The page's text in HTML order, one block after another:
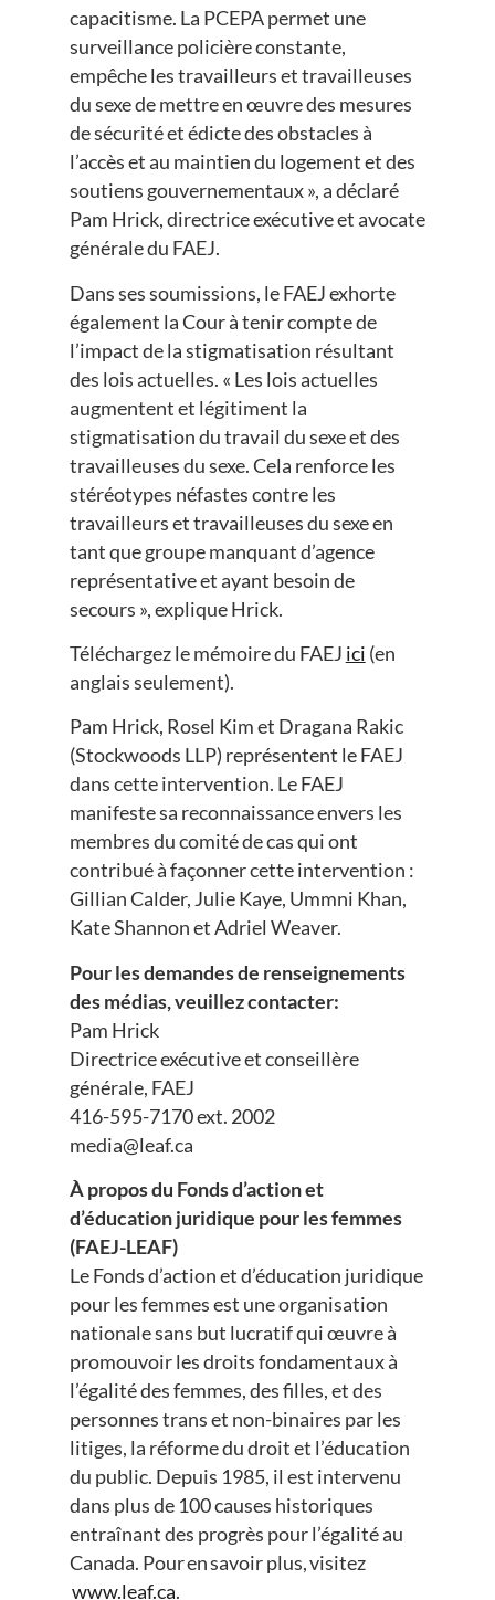
capacitisme. La PCEPA permet une
surveillance policière constante,
empêche les travailleurs et travailleuses
du sexe de mettre en œuvre des mesures
de sécurité et édicte des obstacles à
l’accès et au maintien du logement et des
soutiens gouvernementaux », a déclaré
Pam Hrick, directrice exécutive et avocate
générale du FAEJ.
Dans ses soumissions, le FAEJ exhorte
également la Cour à tenir compte de
l’impact de la stigmatisation résultant
des lois actuelles. « Les lois actuelles
augmentent et légitiment la
stigmatisation du travail du sexe et des
travailleuses du sexe. Cela renforce les
stéréotypes néfastes contre les
travailleurs et travailleuses du sexe en
tant que groupe manquant d’agence
représentative et ayant besoin de
secours », explique Hrick.
Téléchargez le mémoire du FAEJ ici (en
anglais seulement).
Pam Hrick, Rosel Kim et Dragana Rakic
(Stockwoods LLP) représentent le FAEJ
dans cette intervention. Le FAEJ
manifeste sa reconnaissance envers les
membres du comité de cas qui ont
contribué à façonner cette intervention :
Gillian Calder, Julie Kaye, Ummni Khan,
Kate Shannon et Adriel Weaver.
Pour les demandes de renseignements
des médias, veuillez contacter:
Pam Hrick
Directrice exécutive et conseillère
générale, FAEJ
416-595-7170 ext. 2002
media@leaf.ca
À propos du Fonds d’action et
d’éducation juridique pour les femmes
(FAEJ-LEAF)
Le Fonds d’action et d’éducation juridique
pour les femmes est une organisation
nationale sans but lucratif qui œuvre à
promouvoir les droits fondamentaux à
l’égalité des femmes, des filles, et des
personnes trans et non-binaires par les
litiges, la réforme du droit et l’éducation
du public. Depuis 1985, il est intervenu
dans plus de 100 causes historiques
entraînant des progrès pour l’égalité au
Canada. Pour en savoir plus, visitez
www.leaf.ca.